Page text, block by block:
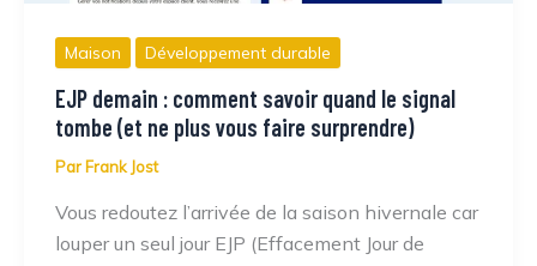
Maison Développement durable
EJP demain : comment savoir quand le signal
tombe (et ne plus vous faire surprendre)
Par Frank Jost
Vous redoutez l’arrivée de la saison hivernale car
louper un seul jour EJP (Effacement Jour de